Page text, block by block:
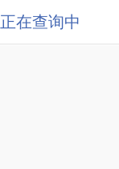
正在查询中